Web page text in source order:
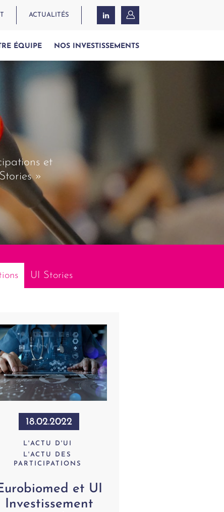
ACTUALITÉS
ÉQUIPE NOS INVESTISSEMENTS
et
»
UI Stories
18.02.2022
L'ACTU D'UI
L'ACTU DES
PARTICIPATIONS
et UI
Investissement